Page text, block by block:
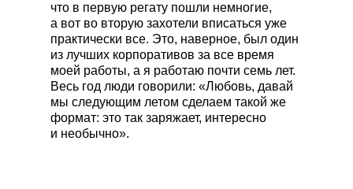
что в первую регату пошли немногие,
а вот во вторую захотели вписаться уже
практически все. Это, наверное, был один
из лучших корпоративов за все время
моей работы, а я работаю почти семь лет.
Весь год люди говорили: «Любовь, давай
мы следующим летом сделаем такой же
формат: это так заряжает, интересно
и необычно».